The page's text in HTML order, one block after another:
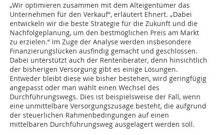
„Wir optimieren zusammen mit dem Alteigentümer das
Unternehmen für den Verkauf“, erläutert Ehnert. „Dabei
entwickeln wir die beste Strategie für die Zukunft und die
Nachfolgeplanung, um den bestmöglichen Preis am Markt
zu erzielen.“ Im Zuge der Analyse werden insbesondere
Finanzierungslücken ausfindig gemacht und geschlossen.
Dabei unterstützt auch der Rentenberater, denn hinsichtlich
der bisherigen Versorgung gibt es einige Lösungen.
Entweder bleibt diese wie bisher bestehen, wird geringfügig
angepasst oder man wählt einen Wechsel des
Durchführungswegs. Dies ist beispielsweise der Fall, wenn
eine unmittelbare Versorgungszusage besteht, die aufgrund
der steuerlichen Rahmenbedingungen auf einen
mittelbaren Durchführungsweg ausgelagert werden soll.